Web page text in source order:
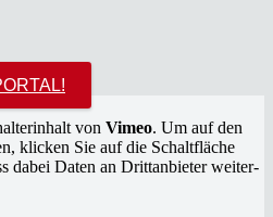
von Vimeo. Um auf den
kli­cken Sie auf die Schalt­flä­che
dabei Daten an Dritt­an­bie­ter wei­ter­